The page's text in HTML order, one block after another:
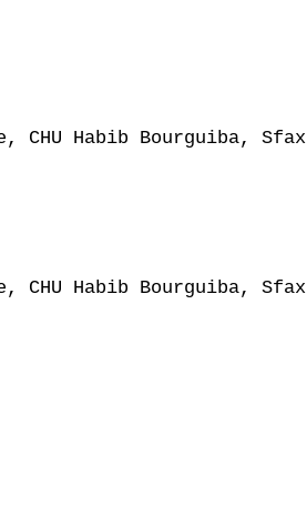
Habib Bourguiba, Sfax
Habib Bourguiba, Sfax